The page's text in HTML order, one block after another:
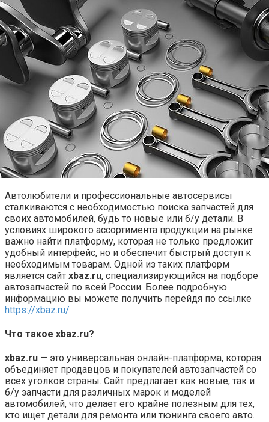
Автолюбители и профессиональные автосервисы
сталкиваются с необходимостью поиска запчастей для
своих автомобилей, будь то новые или б/у детали. В
условиях широкого ассортимента продукции на рынке
важно найти платформу, которая не только предложит
удобный интерфейс, но и обеспечит быстрый доступ к
необходимым товарам. Одной из таких платформ
является сайт xbaz.ru, специализирующийся на подборе
автозапчастей по всей России. Более подробную
информацию вы можете получить перейдя по ссылке
https://xbaz.ru/
Что такое xbaz.ru?
xbaz.ru — это универсальная онлайн-платформа, которая
объединяет продавцов и покупателей автозапчастей со
всех уголков страны. Сайт предлагает как новые, так и
б/у запчасти для различных марок и моделей
автомобилей, что делает его крайне полезным для тех,
кто ищет детали для ремонта или тюнинга своего авто.